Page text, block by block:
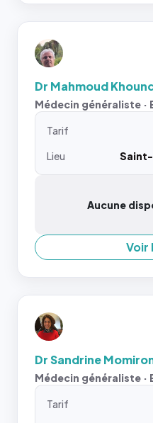
Dr Mahmoud
Médecin généraliste ·
Tarif
Lieu
Aucune
Voir
Dr Sandrine
Médecin généraliste ·
Tarif